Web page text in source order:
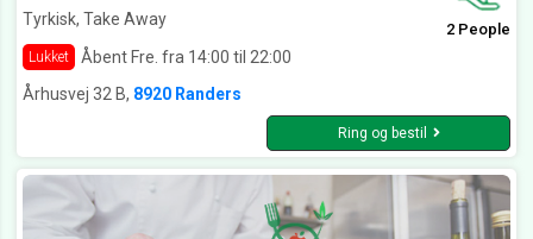
Tyrkisk, Take Away
Lukket Åbent Fre. fra 14:00 til 22:00
2 People
Århusvej 32 B, 8920 Randers
Ring og bestil